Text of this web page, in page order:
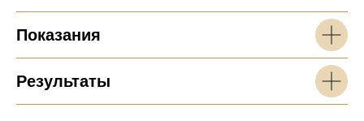
Показания
Результаты